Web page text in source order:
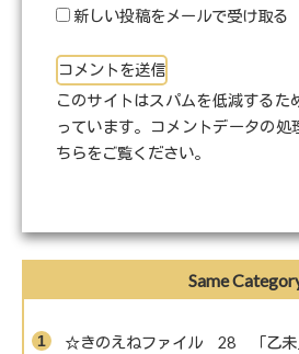
新しい投稿をメールで受け取る
このサイトはスパムを低減するた
っています。
コメントデータの処
ちらをご覧ください。
Same
☆きのえねファイル 28 「乙未